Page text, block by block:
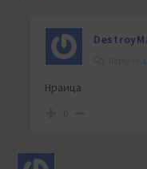
Нраица